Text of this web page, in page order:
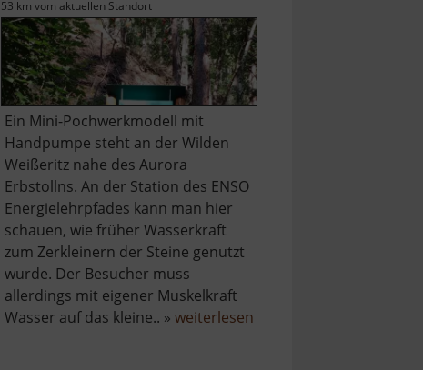
53 km vom aktuellen Standort
Ein Mini-Pochwerkmodell mit
Handpumpe steht an der Wilden
Weißeritz nahe des Aurora
Erbstollns. An der Station des ENSO
Energielehrpfades kann man hier
schauen, wie früher Wasserkraft
zum Zerkleinern der Steine genutzt
wurde. Der Besucher muss
allerdings mit eigener Muskelkraft
Wasser auf das kleine.. » weiterlesenüber